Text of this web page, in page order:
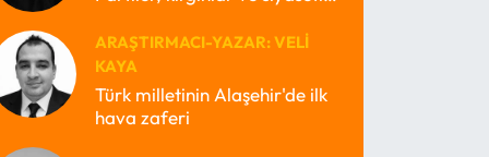
ARAŞTIRMACI-YAZAR: VELI
KAYA
Türk milletinin Alaşehir'de ilk
hava zaferi